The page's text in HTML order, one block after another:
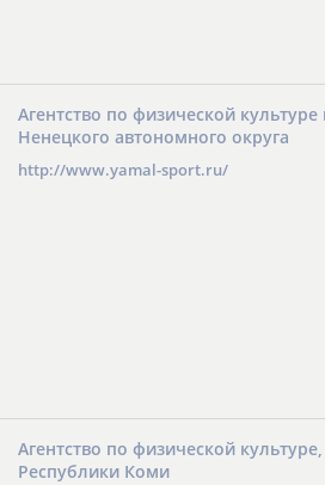
Агентство по физической
Ненецкого автономного округа
http://www.yamal-sport.ru/
Агентство по физической
Республики Коми